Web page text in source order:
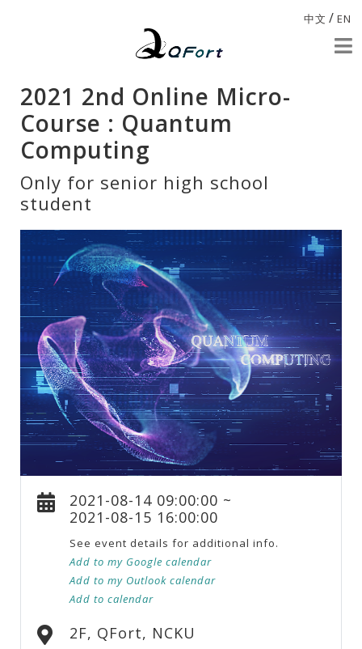
中文 / EN
2021 2nd Online Micro-
Course : Quantum
Computing
Only for senior high school
student
2021-08-14 09:00:00 ~
2021-08-15 16:00:00
See event details for additional info.
Add to my Google calendar
Add to my Outlook calendar
Add to calendar
2F, QFort, NCKU